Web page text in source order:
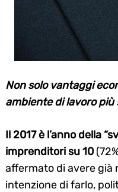
Non solo vantaggi
ambiente di lavoro più
Il 2017 è l’anno della
imprenditori su 10
affermato di avere già
intenzione di farlo,